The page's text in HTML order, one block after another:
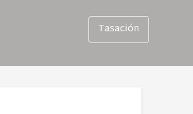
Tasación